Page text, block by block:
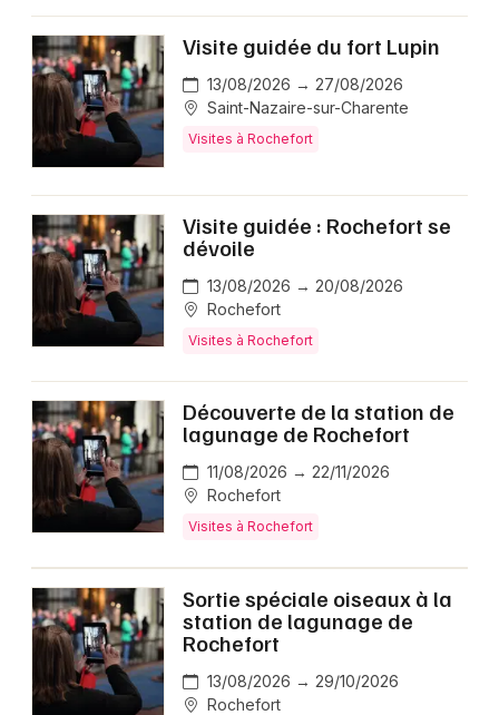
Visite guidée du fort Lupin
13/08/2026 → 27/08/2026
Saint-Nazaire-sur-Charente
Visites à Rochefort
Visite guidée : Rochefort se
dévoile
13/08/2026 → 20/08/2026
Rochefort
Visites à Rochefort
Découverte de la station de
lagunage de Rochefort
11/08/2026 → 22/11/2026
Rochefort
Visites à Rochefort
Sortie spéciale oiseaux à la
station de lagunage de
Rochefort
13/08/2026 → 29/10/2026
Rochefort